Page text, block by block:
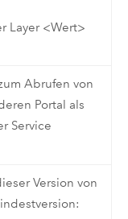
Layer <Wert>
Abrufen von
Portal als
Service
Version von